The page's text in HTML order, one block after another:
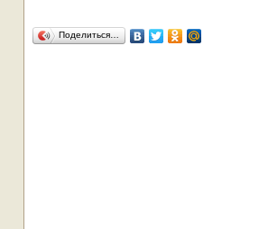
Поделиться…